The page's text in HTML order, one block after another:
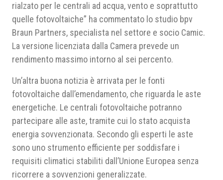
rialzato per le centrali ad acqua, vento e soprattutto
quelle fotovoltaiche” ha commentato lo studio bpv
Braun Partners, specialista nel settore e socio Camic.
La versione licenziata dalla Camera prevede un
rendimento massimo intorno al sei percento.
Un’altra buona notizia è arrivata per le fonti
fotovoltaiche dall’emendamento, che riguarda le aste
energetiche. Le centrali fotovoltaiche potranno
partecipare alle aste, tramite cui lo stato acquista
energia sovvenzionata. Secondo gli esperti le aste
sono uno strumento efficiente per soddisfare i
requisiti climatici stabiliti dall’Unione Europea senza
ricorrere a sovvenzioni generalizzate.